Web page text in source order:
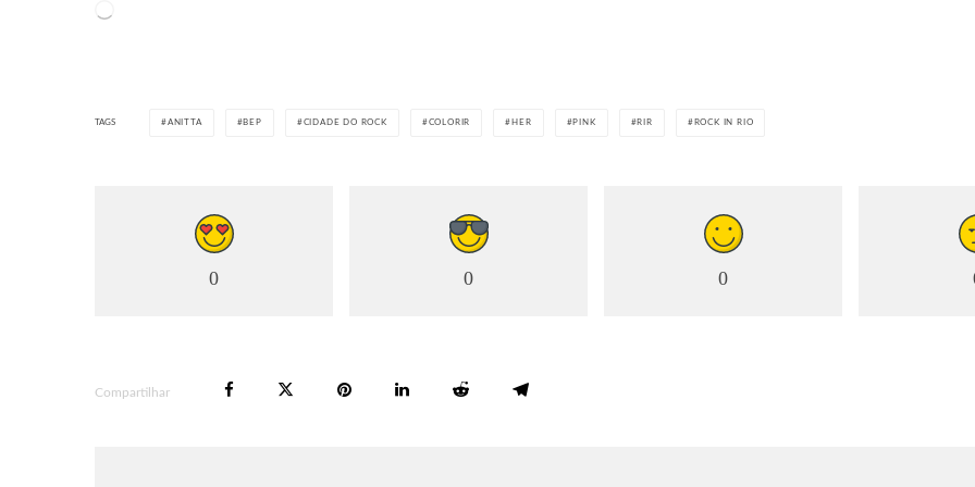
TAGS ANITTA BEP CIDADE DO ROCK COLORIR HER PINK RIR ROCK IN RIO
0 0 0
Compartilhar